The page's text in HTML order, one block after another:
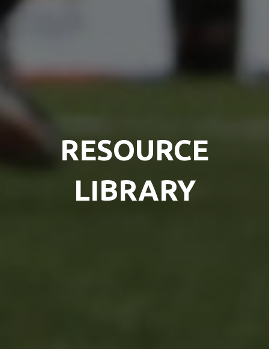
RESOURCE
LIBRARY